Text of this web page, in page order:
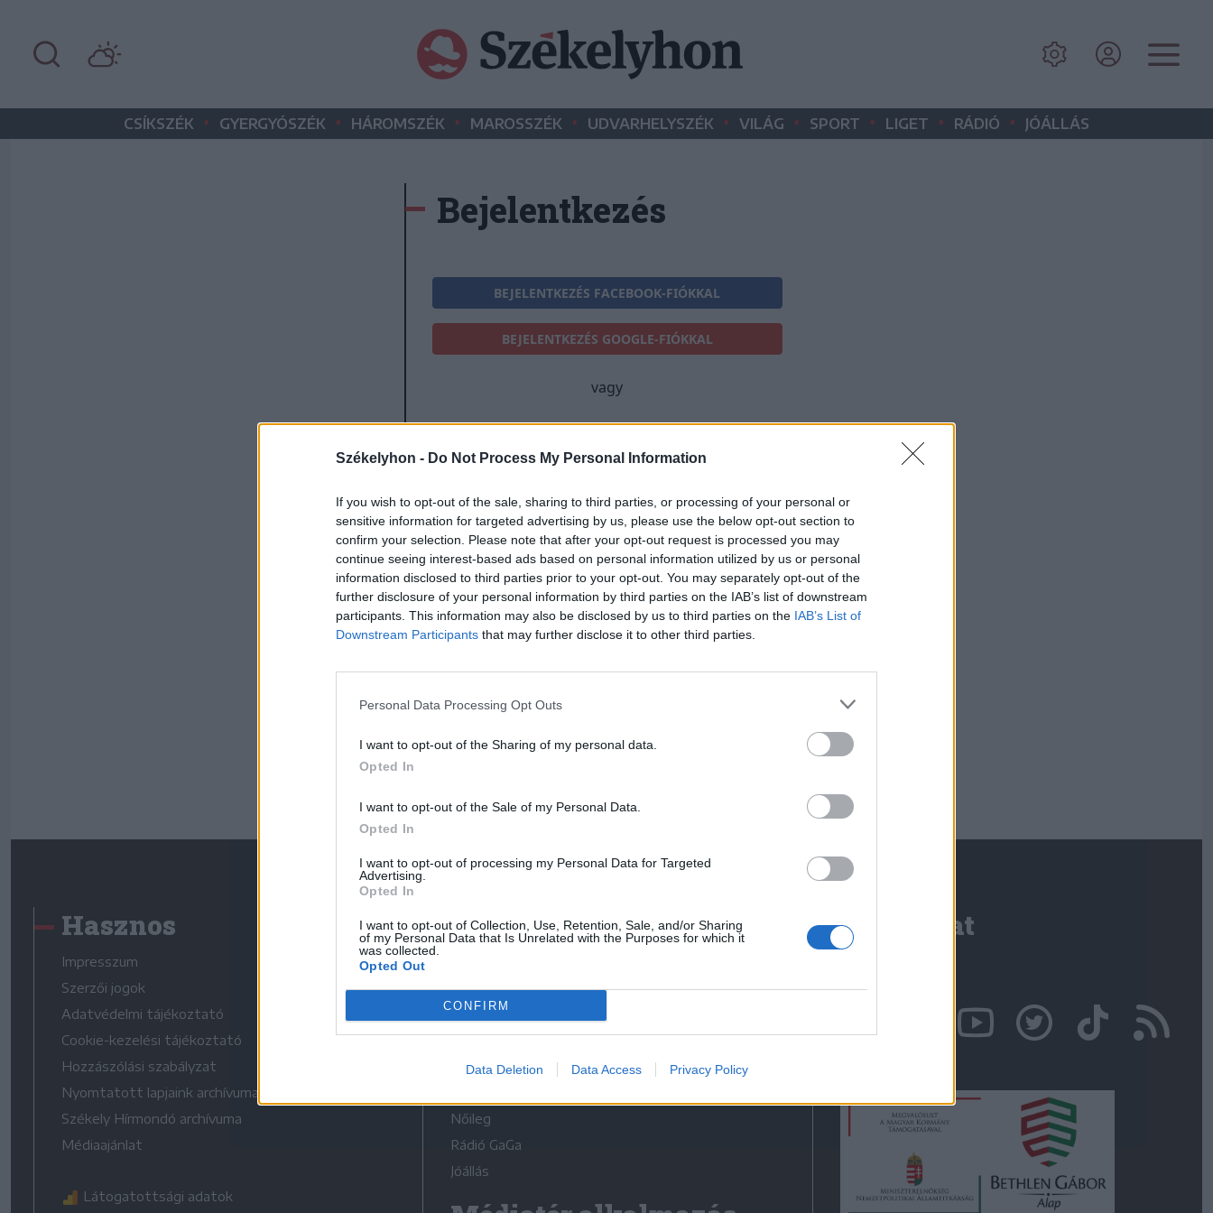
Székelyhon - Do Not Process My Personal Information
If you wish to opt-out of the sale, sharing to third parties, or processing of your personal or
sensitive information for targeted advertising by us, please use the below opt-out section to
confirm your selection. Please note that after your opt-out request is processed you may
continue seeing interest-based ads based on personal information utilized by us or personal
information disclosed to third parties prior to your opt-out. You may separately opt-out of the
further disclosure of your personal information by third parties on the IAB’s list of downstream
participants. This information may also be disclosed by us to third parties on the IAB’s List of
Downstream Participants that may further disclose it to other third parties.
Personal Data Processing Opt Outs
I want to opt-out of the Sharing of my personal data.
Opted In
I want to opt-out of the Sale of my Personal Data.
Opted In
I want to opt-out of processing my Personal Data for Targeted
Advertising.
Opted In
I want to opt-out of Collection, Use, Retention, Sale, and/or Sharing
of my Personal Data that Is Unrelated with the Purposes for which it
was collected.
Opted Out
CONFIRM
Data Deletion Data Access Privacy Policy
CSÍKSZÉK • GYERGYÓSZÉK • HÁROMSZÉK • MAROSSZÉK • UDVARHELYSZÉK • VILÁG • SPORT • LIGET • RÁDIÓ • JÓÁLLÁS
Bejelentkezés
BEJELENTKEZÉS FACEBOOK-FIÓKKAL
BEJELENTKEZÉS GOOGLE-FIÓKKAL
vagy
E-mail-cím
Jelszó
Elfelejtette a jelszavát?
BEJELENTKEZÉS
Hasznos
Impresszum
Szerzői jogok
Adatvédelmi tájékoztató
Cookie-kezelési tájékoztató
Hozzászólási szabályzat
Nyomtatott lapjaink archívuma
Székely Hírmondó archívuma
Médiaajánlat
Látogatottsági adatok
Médiatér
Liget
Krónika
Bihari Napló
Erdélyi Napló
Nőileg
Rádió GaGa
Jóállás
Kapcsolat